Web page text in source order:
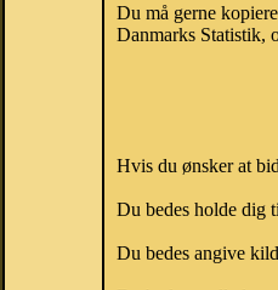
Du må gerne
Danmarks Statistik,
Hvis du ønsker at
Du bedes holde dig
Du bedes angive